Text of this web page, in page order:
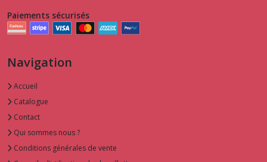
Paiements sécurisés
Navigation
Accueil
Catalogue
Contact
Qui sommes nous ?
Conditions générales de vente